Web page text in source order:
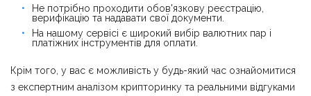
Не потрібно проходити обов'язкову реєстрацію,
верифікацію та надавати свої документи.
На нашому сервісі є широкий вибір валютних пар і
платіжних інструментів для оплати.
Крім того, у вас є можливість у будь-який час ознайомитися
з експертним аналізом крипторинку та реальними відгуками